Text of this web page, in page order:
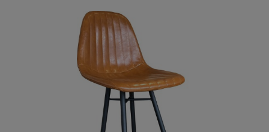
Tresen eine gute Figur. Die geschwungene Form
der Sitzschale bietet Ihren Gästen höchsten
Sitzkomfort. Auf diesem Hocker genießen sie den
Aufenthalt in Ihrer Bar mit Getränken, Snacks und
bequemen Sitz. Bieten Sie Ihren Gästen ein
Rundum-Sorglos Paket!